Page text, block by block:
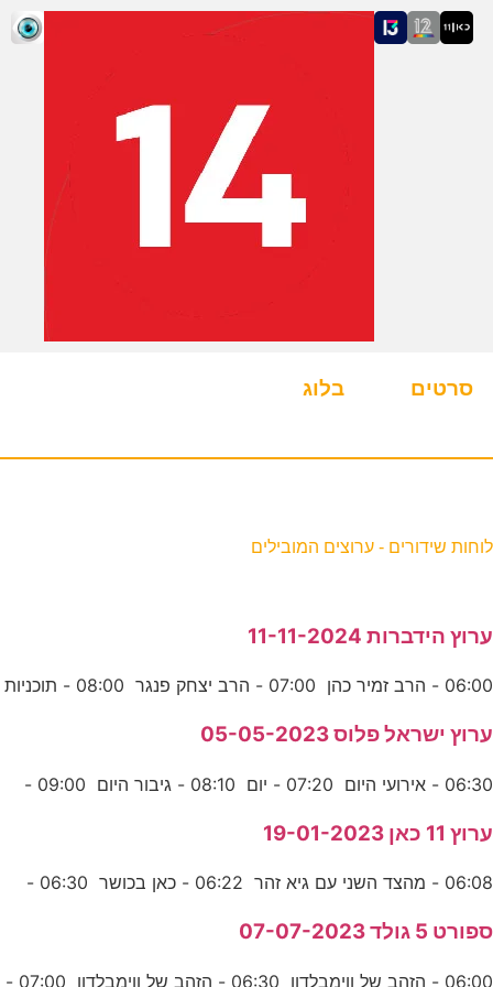
סרטים בלוג
לוחות שידורים - ערוצים המובילים
ערוץ הידברות 11-11-2024
06:00 - הרב זמיר כהן 07:00 - הרב יצחק פנגר 08:00 - תוכניות
ערוץ ישראל פלוס 05-05-2023
06:30 - אירועי היום 07:20 - יום 08:10 - גיבור היום 09:00 -
ערוץ 11 כאן 19-01-2023
06:08 - מהצד השני עם גיא זהר 06:22 - כאן בכושר 06:30 -
ספורט 5 גולד 07-07-2023
06:00 - הזהב של ווימבלדון 06:30 - הזהב של ווימבלדון 07:00 -